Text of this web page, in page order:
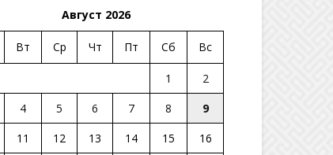
Август 2026
Вт Ср Чт Пт Сб Вс
1
2
4 5 6 7 8
9
11 12 13 14 15
16